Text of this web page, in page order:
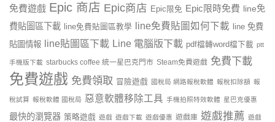
免費遊戲 Epic 商店 Epic商店 Epic限免 Epic限時免費 line免
費貼圖區下載
line免費貼圖區教學 line免費貼圖如何下載
line 免費
貼圖情報
line貼圖區下載 Line 電腦版下載 pdf檔轉word檔下載 ptt
手機版下載 starbucks coffee 統一星巴克門市 Steam免費遊戲 免費下載
免費遊戲 免費領取 冒險遊戲 國稅局 網路報稅軟體 報稅扣除額 報
稅試算 報稅軟體 國稅局 惡意軟體移除工具 手機拍照特效軟體 星巴克優惠
最快的瀏覽器 策略遊戲 遊戲 遊戲下載 遊戲優惠 遊戲庫 遊戲推薦 遊戲